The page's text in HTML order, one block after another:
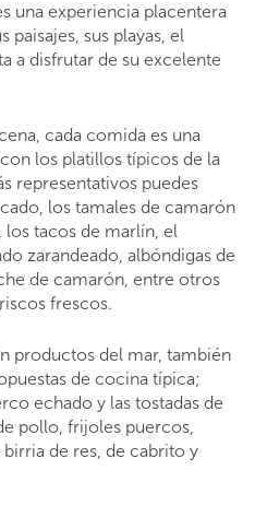
una experiencia placentera
paisajes, sus playas, el
a disfrutar de su excelente
cada comida es una
los platillos típicos de la
representativos puedes
los tamales de camarón
los tacos de marlín, el
zarandeado, albóndigas de
de camarón, entre otros
frescos.
productos del mar, también
de cocina típica;
echado y las tostadas de
pollo, frijoles puercos,
de res, de cabrito y